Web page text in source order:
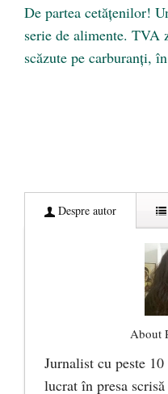
De partea cetățenilor!
serie de alimente. TVA
scăzute pe carburanți,
Despre autor
About
Jurnalist cu peste
lucrat în presa